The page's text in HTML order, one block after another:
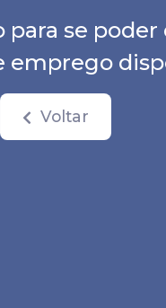
para se
emprego
Voltar